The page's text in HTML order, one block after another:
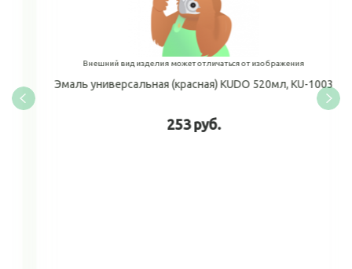
Внешний вид изделия может отличаться от изображения
Эмаль универсальная (красная) KUDO 520мл, KU-1003
253 руб.